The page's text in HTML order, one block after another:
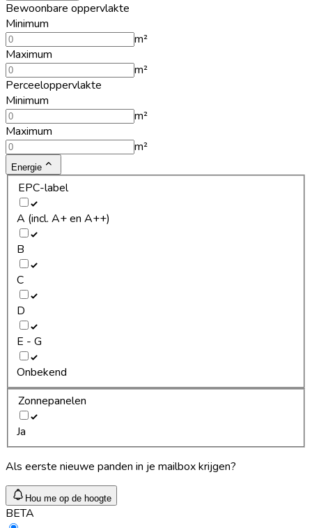
Bewoonbare oppervlakte
Minimum
m²
Maximum
m²
Perceeloppervlakte
Minimum
m²
Maximum
m²
Energie
EPC-label
A (incl. A+ en A++)
B
C
D
E - G
Onbekend
Zonnepanelen
Ja
Als eerste nieuwe panden in je mailbox krijgen?
Hou me op de hoogte
BETA